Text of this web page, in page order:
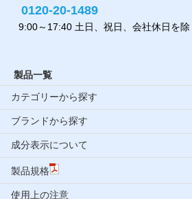
0120-20-1489
9:00～17:40 土日、祝日、会社休日を除
製品一覧
カテゴリーから探す
ブランドから探す
成分表示について
製品規格
使用上の注意